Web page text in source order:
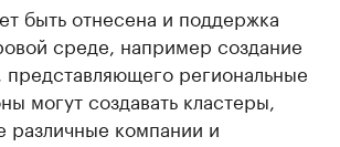
быть отнесена и поддержка
среде, например создание
представляющего региональные
могут создавать кластеры,
компании и